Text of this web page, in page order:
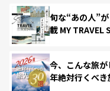
旬な“あの人”
載 MY TRAVEL
今、こんな旅
年絶対行くべ